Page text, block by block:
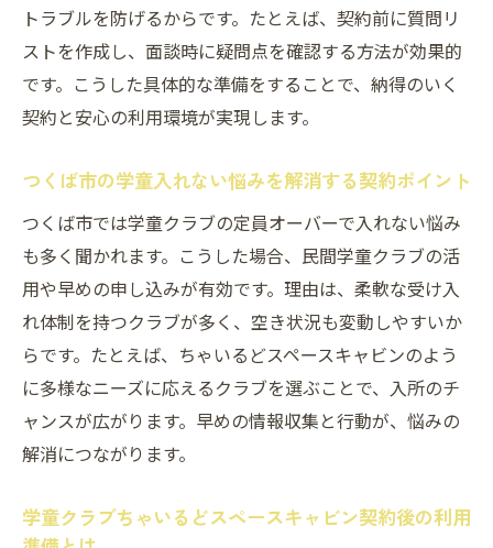
つくば市の口コミで評価される学童クラブ
ちゃいるどスペースキャビン
学童クラブちゃいるどスペースキャビンの
多彩なサポート内容
ブちゃいるどスペースキャビンの魅力
学童クラブちゃいるどスペースキャビンで
実現する安心な子ども預け先
契約前に押さえたい学童クラブちゃいるどスペ
ースキャビンの利用条件
学童クラブちゃいるどスペースキャビン利
用条件の基礎知識
つくば市の学童入れない理由を事前にチェ
学童クラブちゃいるどスペースキャビン契
トラブルを防げるからです。たとえば、契約前に質問リ
ストを作成し、面談時に疑問点を確認する方法が効果的
です。こうした具体的な準備をすることで、納得のいく
契約と安心の利用環境が実現します。
つくば市の学童入れない悩みを解消する契約ポイント
つくば市では学童クラブの定員オーバーで入れない悩み
も多く聞かれます。こうした場合、民間学童クラブの活
用や早めの申し込みが有効です。理由は、柔軟な受け入
れ体制を持つクラブが多く、空き状況も変動しやすいか
らです。たとえば、ちゃいるどスペースキャビンのよう
に多様なニーズに応えるクラブを選ぶことで、入所のチ
ャンスが広がります。早めの情報収集と行動が、悩みの
解消につながります。
学童クラブちゃいるどスペースキャビン契約後の利用